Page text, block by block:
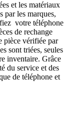
et les matériaux
par les marques,
votre téléphone
de rechange
pièce vérifiée par
sont triées, seules
inventaire. Grâce
du service et des
de téléphone et